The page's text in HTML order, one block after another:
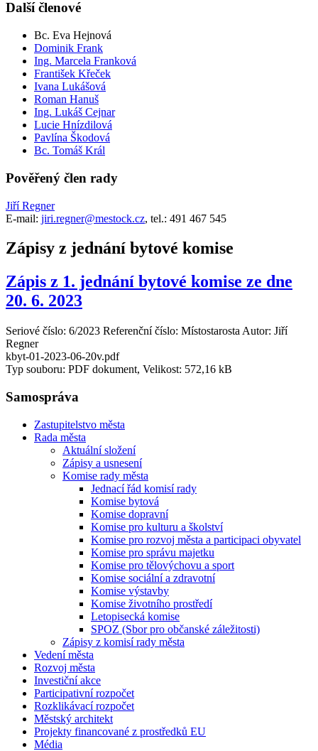
Další členové
Bc. Eva Hejnová
Dominik Frank
Ing. Marcela Franková
František Křeček
Ivana Lukášová
Roman Hanuš
Ing. Lukáš Cejnar
Lucie Hnízdilová
Pavlína Škodová
Bc. Tomáš Král
Pověřený člen rady
Jiří Regner
E-mail: jiri.regner@mestock.cz, tel.: 491 467 545
Zápisy z jednání bytové komise
Zápis z 1. jednání bytové komise ze dne
20. 6. 2023
Seriové číslo: 6/2023 Referenční číslo: Místostarosta Autor: Jiří
Regner
kbyt-01-2023-06-20v.pdf
Typ souboru: PDF dokument, Velikost: 572,16 kB
Samospráva
Zastupitelstvo města
Rada města
Aktuální složení
Zápisy a usnesení
Komise rady města
Jednací řád komisí rady
Komise bytová
Komise dopravní
Komise pro kulturu a školství
Komise pro rozvoj města a participaci obyvatel
Komise pro správu majetku
Komise pro tělovýchovu a sport
Komise sociální a zdravotní
Komise výstavby
Komise životního prostředí
Letopisecká komise
SPOZ (Sbor pro občanské záležitosti)
Zápisy z komisí rady města
Vedení města
Rozvoj města
Investiční akce
Participativní rozpočet
Rozklikávací rozpočet
Městský architekt
Projekty financované z prostředků EU
Média